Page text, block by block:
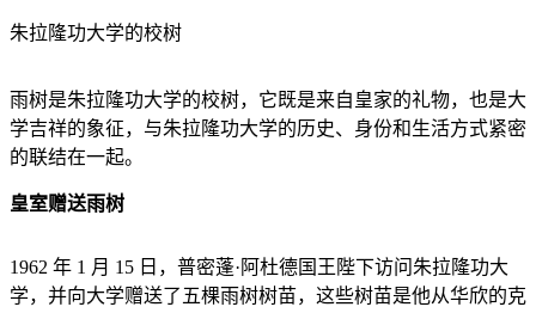
朱拉隆功大学的校树
雨树是朱拉隆功大学的校树，它既是来自皇家的礼物，也是大
学吉祥的象征，与朱拉隆功大学的历史、身份和生活方式紧密
的联结在一起。
皇室赠送雨树
1962 年 1 月 15 日，普密蓬·阿杜德国王陛下访问朱拉隆功大
学，并向大学赠送了五棵雨树树苗，这些树苗是他从华欣的克